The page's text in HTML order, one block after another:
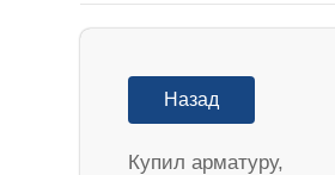
Назад
Купил арматуру,